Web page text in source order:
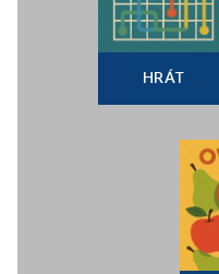
HRÁT